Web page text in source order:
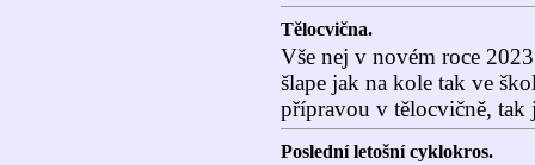
Tělocvična.
Vše nej v novém roce
šlape jak na kole tak ve
přípravou v tělocvičně, tak
Poslední letošní cyklokros.